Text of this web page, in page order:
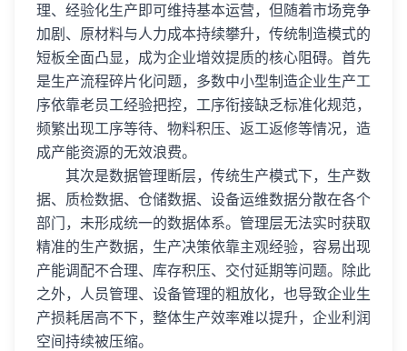
理、经验化生产即可维持基本运营，但随着市场竞争
加剧、原材料与人力成本持续攀升，传统制造模式的
短板全面凸显，成为企业增效提质的核心阻碍。首先
是生产流程碎片化问题，多数中小型制造企业生产工
序依靠老员工经验把控，工序衔接缺乏标准化规范，
频繁出现工序等待、物料积压、返工返修等情况，造
成产能资源的无效浪费。
其次是数据管理断层，传统生产模式下，生产数
据、质检数据、仓储数据、设备运维数据分散在各个
部门，未形成统一的数据体系。管理层无法实时获取
精准的生产数据，生产决策依靠主观经验，容易出现
产能调配不合理、库存积压、交付延期等问题。除此
之外，人员管理、设备管理的粗放化，也导致企业生
产损耗居高不下，整体生产效率难以提升，企业利润
空间持续被压缩。